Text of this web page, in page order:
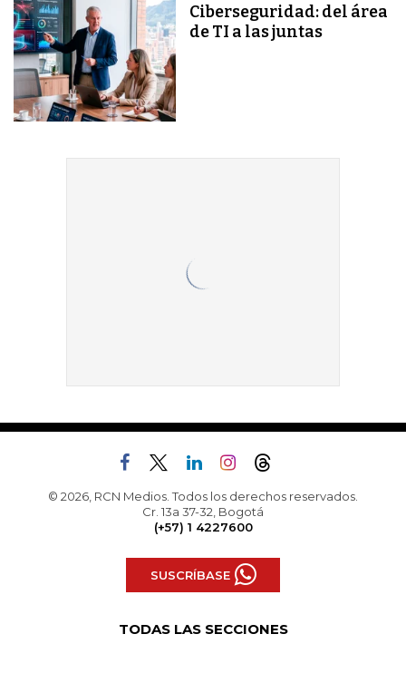
Ciberseguridad: del área
de TI a las juntas
© 2026, RCN Medios. Todos los derechos reservados.
Cr. 13a 37-32, Bogotá
(+57) 1 4227600
SUSCRÍBASE
TODAS LAS SECCIONES